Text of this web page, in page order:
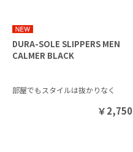
DURA-SOLE SLIPPERS MEN
CALMER BLACK
部屋でもスタイルは抜かりなく
￥2,750